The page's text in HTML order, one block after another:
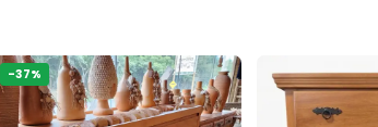
-37%